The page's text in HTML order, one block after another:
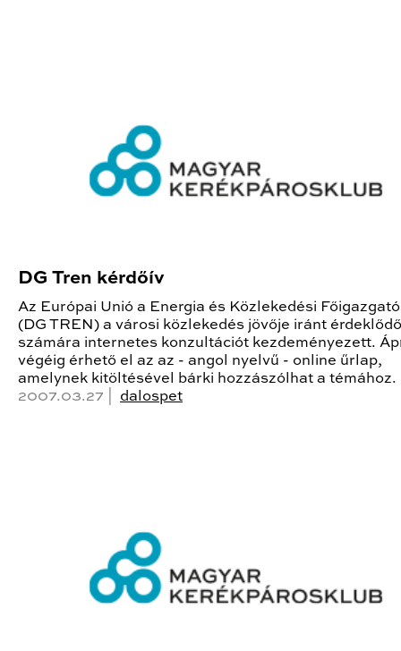
DG Tren kérdőív
Az Európai Unió a Energia és Közlekedési
(DG TREN) a városi közlekedés jövője iránt
számára internetes konzultációt kezdeményezett.
végéig érhető el az az - angol nyelvű - online űrlap,
amelynek kitöltésével bárki hozzászólhat a témához.
2007.03.27 | dalospet